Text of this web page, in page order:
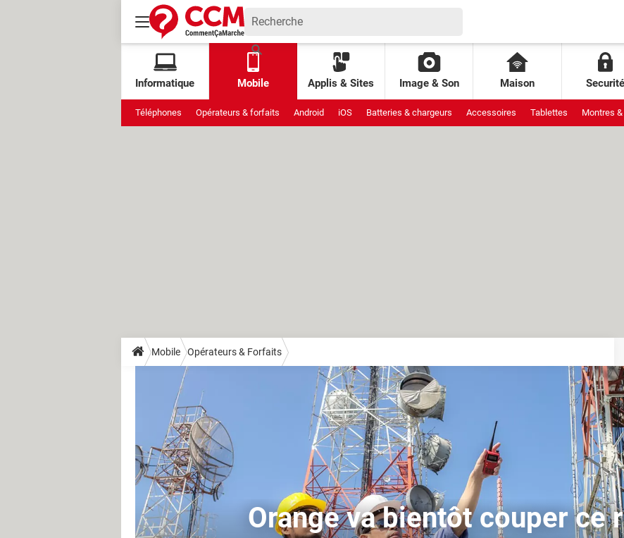
Informatique Mobile Applis & Sites Image & Son Maison Securité
Téléphones Opérateurs & forfaits Android iOS Batteries & chargeurs Accessoires Tablettes Montres
Mobile Opérateurs & Forfaits
Orange va bientôt couper ce